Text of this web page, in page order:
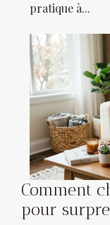
pratique à...
Comment
pour